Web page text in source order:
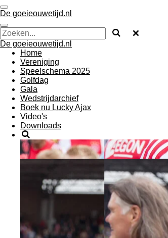
Ga
direct
naar
de
hoofdinhoud
De goeieouwetijd.nl
De goeieouwetijd.nl
Home
Vereniging
Speelschema 2025
Golfdag
Gala
Wedstrijdarchief
Boek nu Lucky Ajax
Video's
Downloads